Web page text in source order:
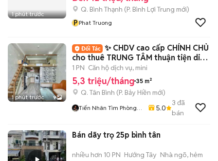
1 phút trước
Q. Bình Thạnh (P. Bình Lợi Trung mới)
P Phat Truong
1 phút trước 9
✨ CHDV cao cấp CHÍNH CHỦ
cho thuê TRUNG TÂM thuận tiện di
chuyển
1 PN Căn hộ dịch vụ, mini
5,3 triệu/tháng 35 m²
Q. Tân Bình (P. Bảy Hiền mới)
Tiến Nhân Tìm Phòng
5.0
3 đã
bán
Bán dãy trọ 25p bình tân
nhiều hơn 10 PN Hướng Tây Nhà ngõ, hẻm